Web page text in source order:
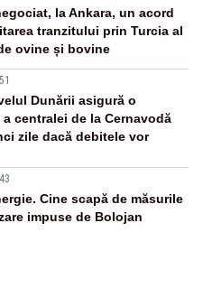
la Ankara, un acord
tranzitului prin Turcia al
ovine și bovine
Dunării asigură o
centralei de la Cernavodă
zile dacă debitele vor
Cine scapă de măsurile
impuse de Bolojan